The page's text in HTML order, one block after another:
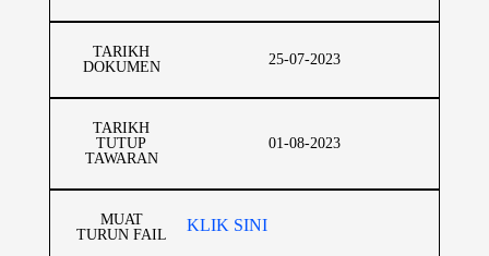
TARIKH
DOKUMEN
25-07-2023
TARIKH
TUTUP
TAWARAN
01-08-2023
MUAT
TURUN FAIL
KLIK SINI